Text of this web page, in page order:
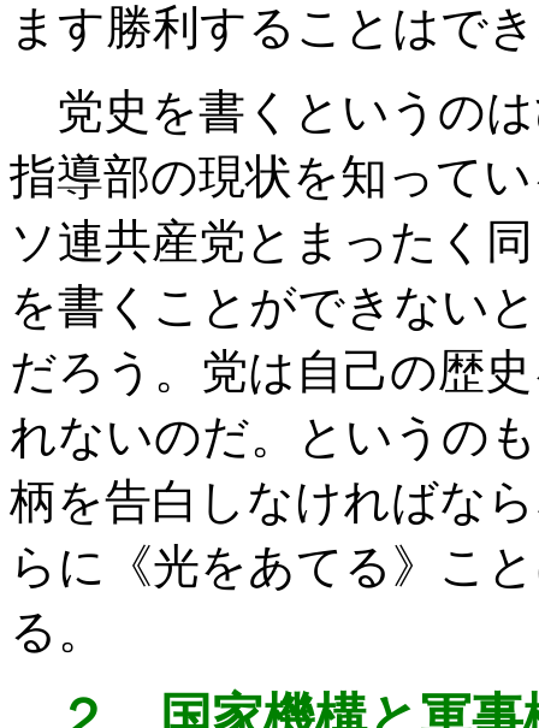
ます勝利することはで
党史を書くというの
指導部の現状を知って
ソ連共産党とまったく
を書くことができない
だろう。党は自己の歴
れないのだ。というの
柄を告白しなければな
らに《光をあてる》こ
る。